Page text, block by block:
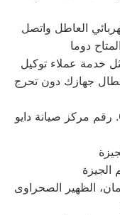
العاطل واتصل
دوما
خدمة عملاء توكيل
جهازك دون تحرج
مركز صيانة دايو الجيزة 01095999314. رقم مركز صيانة دايو
الجيزة
الظهير الصحراوى